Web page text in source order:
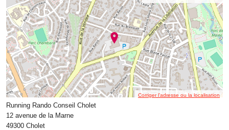
Corriger l’adresse ou la localisation
Running Rando Conseil Cholet
12 avenue de la Marne
49300 Cholet